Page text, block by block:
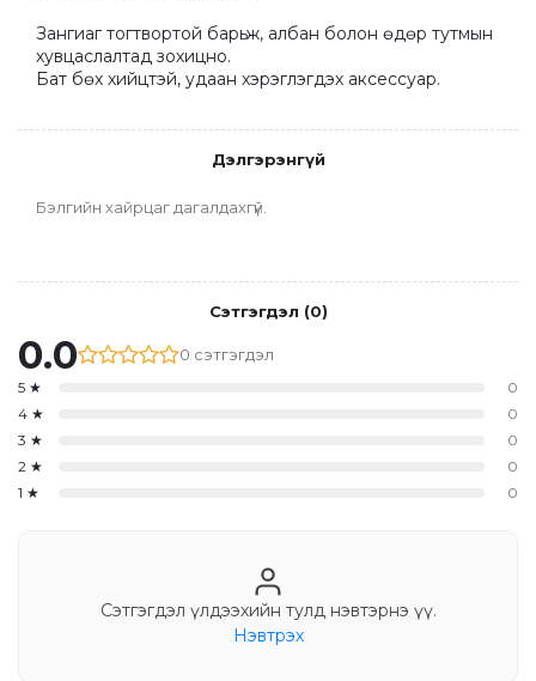
Зангиаг тогтвортой барьж, албан болон өдөр тутмын
хувцаслалтад зохицно.
Бат бөх хийцтэй, удаан хэрэглэгдэх аксессуар.
Дэлгэрэнгүй
Бэлгийн хайрцаг дагалдахгүй.
Сэтгэгдэл (0)
0.0 0 сэтгэгдэл
5 ★
0
4 ★
0
3 ★
0
2 ★
0
1 ★ 0
Сэтгэгдэл үлдээхийн тулд нэвтэрнэ үү.
Нэвтрэх